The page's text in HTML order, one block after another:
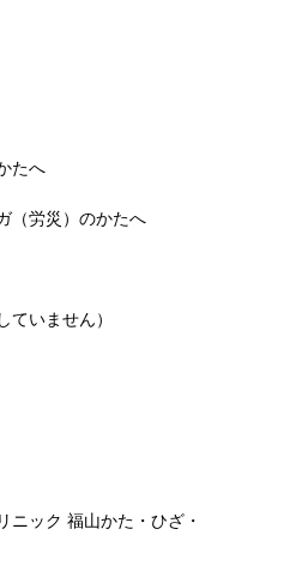
たへ
（労災）のかたへ
ていません）
ニック 福山かた・ひざ・